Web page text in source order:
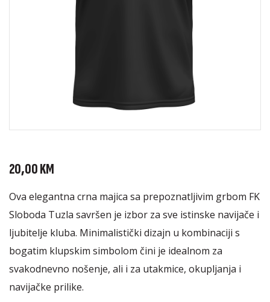
20,00KM
Ova elegantna crna majica sa prepoznatljivim grbom FK
Sloboda Tuzla savršen je izbor za sve istinske navijače i
ljubitelje kluba. Minimalistički dizajn u kombinaciji s
bogatim klupskim simbolom čini je idealnom za
svakodnevno nošenje, ali i za utakmice, okupljanja i
navijačke prilike.